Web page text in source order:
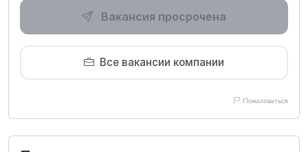
Вакансия просрочена
Все вакансии компании
Пожаловаться